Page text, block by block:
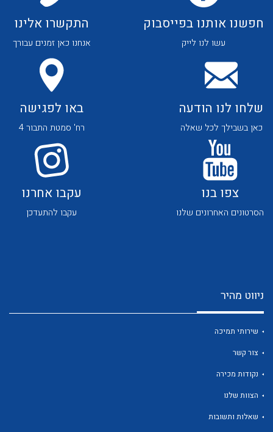
לכל מוצרי היצרן לכל מוצרי היצרן
לכל מוצרי היצרן לכל מוצרי היצרן
לכל מוצרי היצרן
חפשנו אותנו בפייסבוק
עשו לנו לייק
התקשרו אלינו
אנחנו כאן זמנים עבורך
שלחו לנו הודעה
כאן בשבילך לכל שאלה
באו לפגישה
רח' סמטת התבור 4
צפו בנו
הסרטונים האחרונים שלנו
עקבו אחרנו
עקבו להתעדכן
ניווט מהיר
שירותי תמיכה
צור קשר
נקודות מכירה
הצוות שלנו
שאלות ותשובות